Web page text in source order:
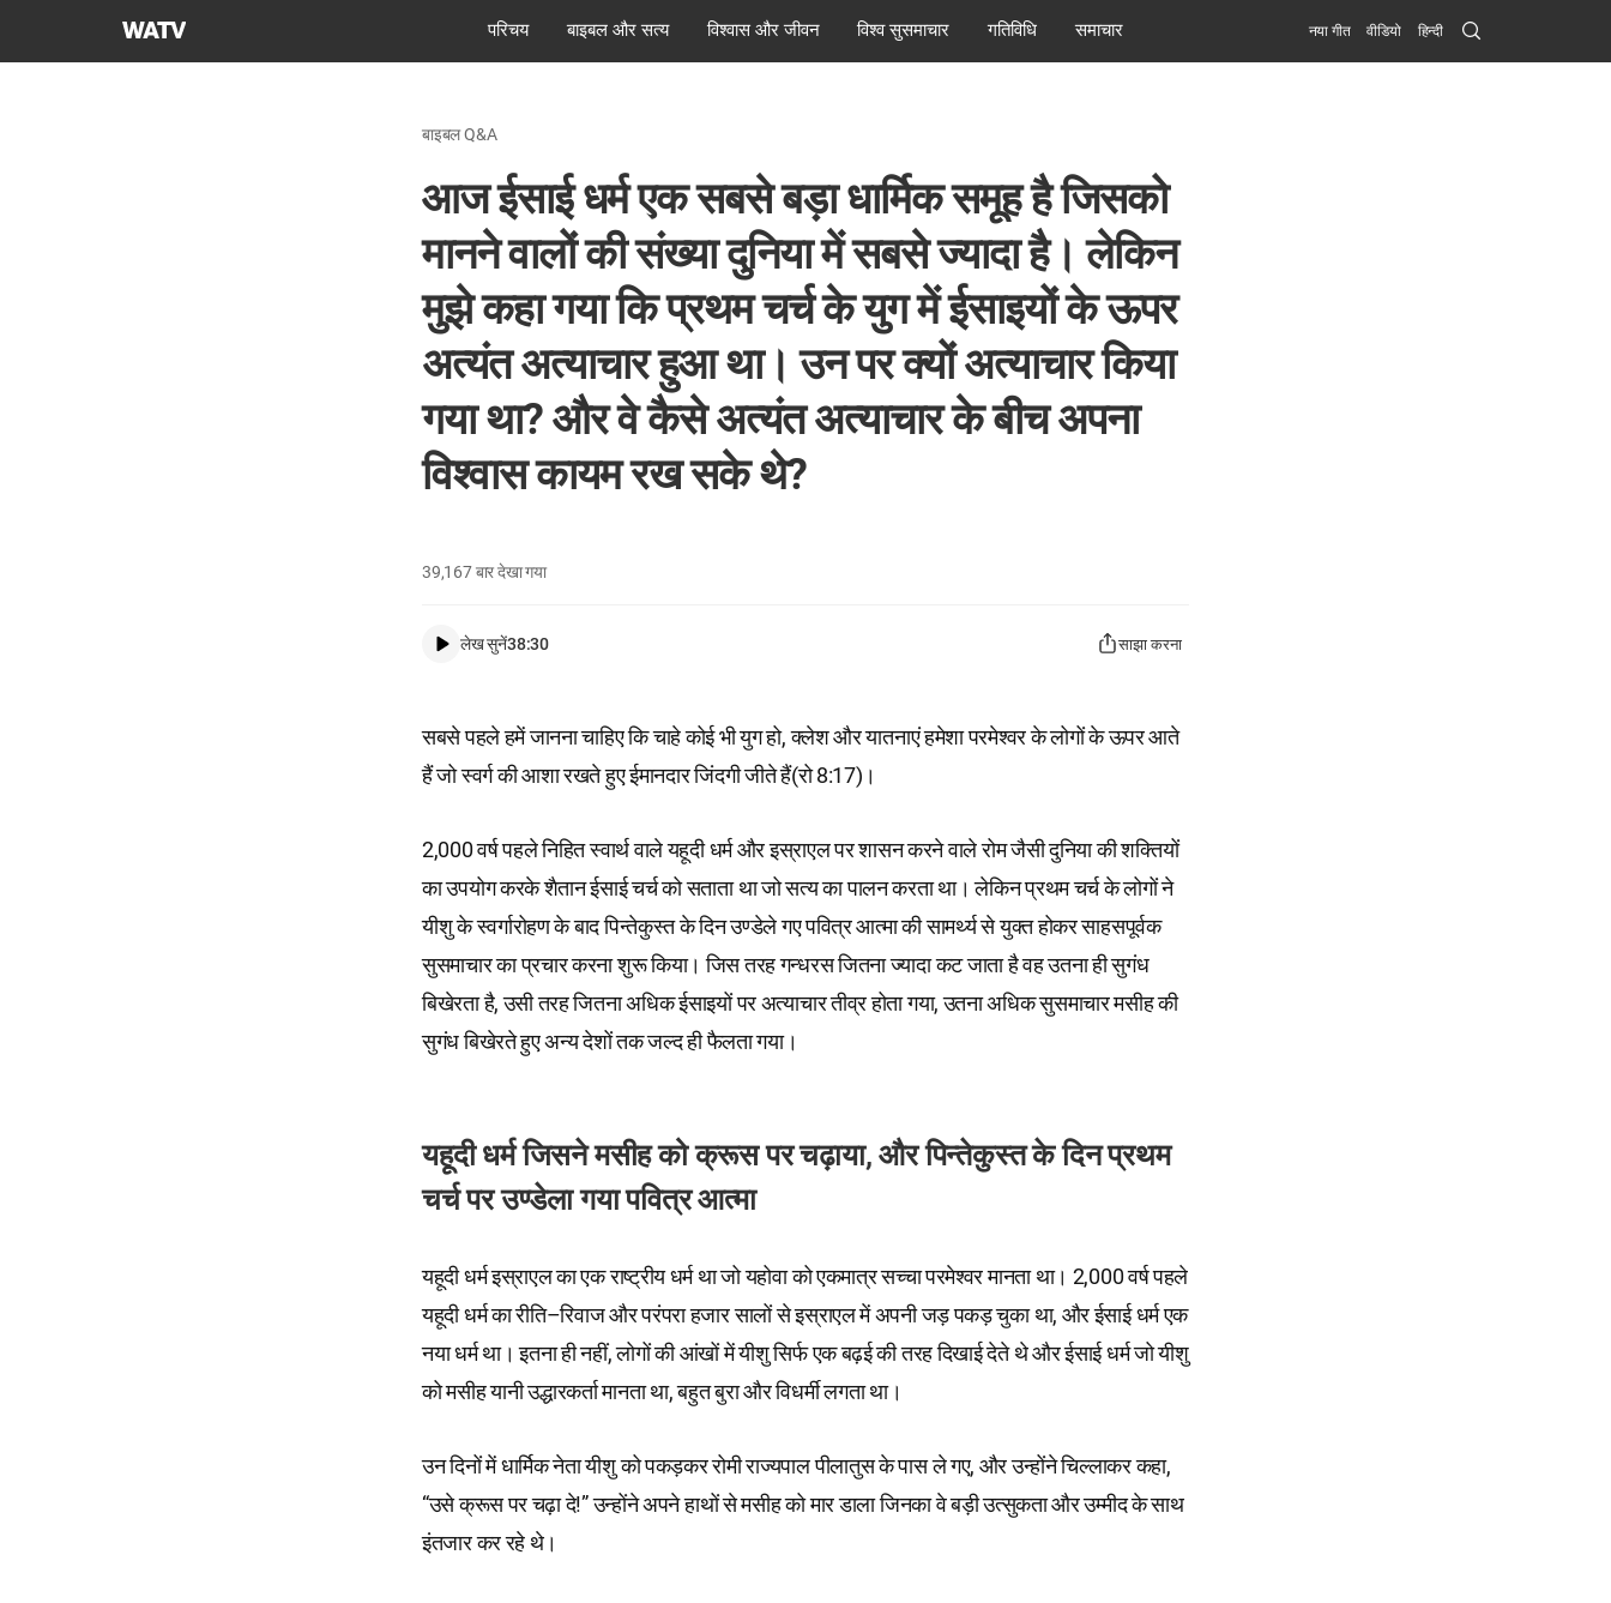
चर्च
परिचय बाइबल और सत्य विश्वास और जीवन विश्व सुसमाचार गतिविधि समाचार नया गीत वीडियो हिन्दी Search
Submit
बाइबल Q&A
आज ईसाई धर्म एक सबसे बड़ा धार्मिक समूह है जिसको
मानने वालों की संख्या दुनिया में सबसे ज्यादा है। लेकिन
मुझे कहा गया कि प्रथम चर्च के युग में ईसाइयों के ऊपर
अत्यंत अत्याचार हुआ था। उन पर क्यों अत्याचार किया
गया था? और वे कैसे अत्यंत अत्याचार के बीच अपना
विश्वास कायम रख सके थे?
39,167बार देखा गया
लेख सुनें38:30 साझा करना
सबसे पहले हमें जानना चाहिए कि चाहे कोई भी युग हो, क्लेश और यातनाएं हमेशा परमेश्वर के लोगों के ऊपर आते
हैं जो स्वर्ग की आशा रखते हुए ईमानदार जिंदगी जीते हैं(रो 8:17)।
2,000 वर्ष पहले निहित स्वार्थ वाले यहूदी धर्म और इस्राएल पर शासन करने वाले रोम जैसी दुनिया की शक्तियों
का उपयोग करके शैतान ईसाई चर्च को सताता था जो सत्य का पालन करता था। लेकिन प्रथम चर्च के लोगों ने
यीशु के स्वर्गारोहण के बाद पिन्तेकुस्त के दिन उण्डेले गए पवित्र आत्मा की सामर्थ्य से युक्त होकर साहसपूर्वक
सुसमाचार का प्रचार करना शुरू किया। जिस तरह गन्धरस जितना ज्यादा कट जाता है वह उतना ही सुगंध
बिखेरता है, उसी तरह जितना अधिक ईसाइयों पर अत्याचार तीव्र होता गया, उतना अधिक सुसमाचार मसीह की
सुगंध बिखेरते हुए अन्य देशों तक जल्द ही फैलता गया।
यहूदी धर्म जिसने मसीह को क्रूस पर चढ़ाया, और पिन्तेकुस्त के दिन प्रथम
चर्च पर उण्डेला गया पवित्र आत्मा
यहूदी धर्म इस्राएल का एक राष्ट्रीय धर्म था जो यहोवा को एकमात्र सच्चा परमेश्वर मानता था। 2,000 वर्ष पहले
यहूदी धर्म का रीति–रिवाज और परंपरा हजार सालों से इस्राएल में अपनी जड़ पकड़ चुका था, और ईसाई धर्म एक
नया धर्म था। इतना ही नहीं, लोगों की आंखों में यीशु सिर्फ एक बढ़ई की तरह दिखाई देते थे और ईसाई धर्म जो यीशु
को मसीह यानी उद्धारकर्ता मानता था, बहुत बुरा और विधर्मी लगता था।
उन दिनों में धार्मिक नेता यीशु को पकड़कर रोमी राज्यपाल पीलातुस के पास ले गए, और उन्होंने चिल्लाकर कहा,
“उसे क्रूस पर चढ़ा दे!” उन्होंने अपने हाथों से मसीह को मार डाला जिनका वे बड़ी उत्सुकता और उम्मीद के साथ
इंतजार कर रहे थे।